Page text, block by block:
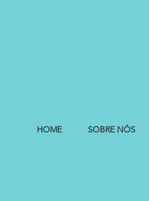
HOME SOBRE NÓS